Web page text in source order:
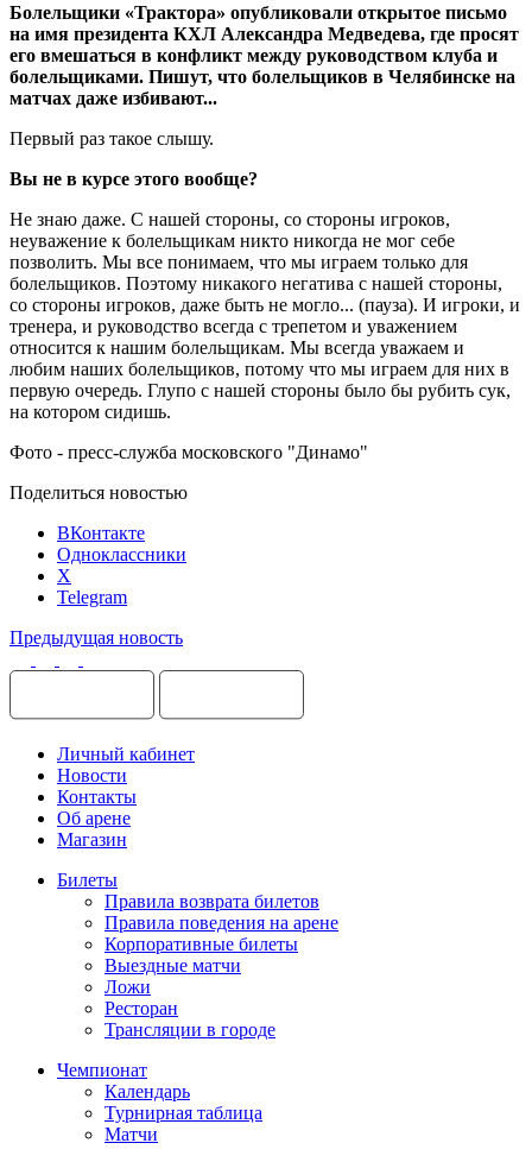
Болельщики «Трактора» опубликовали открытое письмо
на имя президента КХЛ Александра Медведева, где просят
его вмешаться в конфликт между руководством клуба и
болельщиками. Пишут, что болельщиков в Челябинске на
матчах даже избивают...
Первый раз такое слышу.
Вы не в курсе этого вообще?
Не знаю даже. С нашей стороны, со стороны игроков,
неуважение к болельщикам никто никогда не мог себе
позволить. Мы все понимаем, что мы играем только для
болельщиков. Поэтому никакого негатива с нашей стороны,
со стороны игроков, даже быть не могло... (пауза). И игроки, и
тренера, и руководство всегда с трепетом и уважением
относится к нашим болельщикам. Мы всегда уважаем и
любим наших болельщиков, потому что мы играем для них в
первую очередь. Глупо с нашей стороны было бы рубить сук,
на котором сидишь.
Фото - пресс-служба московского "Динамо"
Поделиться новостью
ВКонтакте
Одноклассники
X
Telegram
Предыдущая новость
Личный кабинет
Новости
Контакты
Об арене
Магазин
Билеты
Правила возврата билетов
Правила поведения на арене
Корпоративные билеты
Выездные матчи
Ложи
Ресторан
Трансляции в городе
Чемпионат
Календарь
Турнирная таблица
Матчи